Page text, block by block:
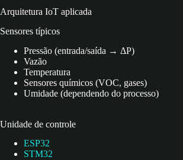
Arquitetura IoT aplicada
Sensores típicos
Pressão (entrada/saída → ΔP)
Vazão
Temperatura
Sensores químicos (VOC, gases)
Umidade (dependendo do processo)
Unidade de controle
ESP32
STM32